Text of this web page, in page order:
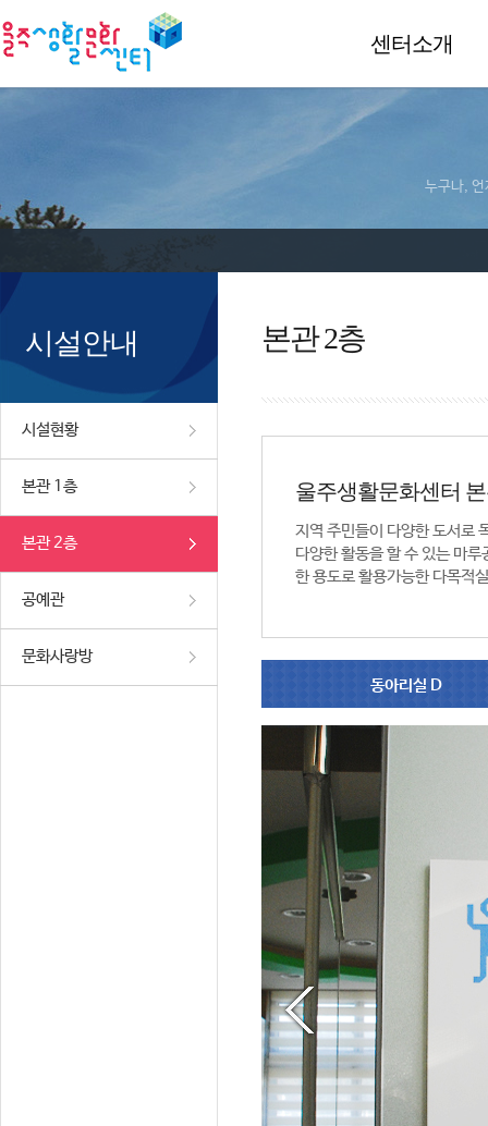
센터소개
누구나, 언
시설안내
시설현황
본관 1층
본관 2층
공예관
문화사랑방
본관 2층
울주생활문화센터
지역 주민들이 다양한 도서로
다양한 활동을 할 수 있는 마
한 용도로 활용가능한 다목적
동아리실 D